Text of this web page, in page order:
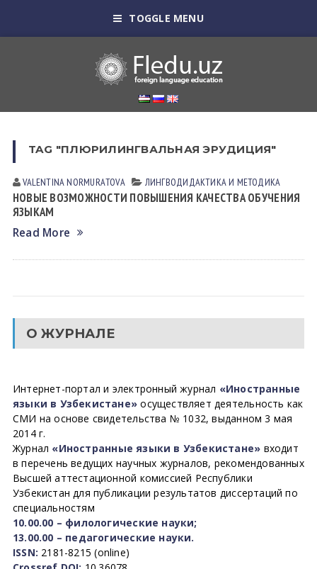
TOGGLE MENU
TAG "ПЛЮРИЛИНГВАЛЬНАЯ ЭРУДИЦИЯ"
VALENTINA NORMURАTOVА ЛИНГВОДИДАКТИКА И МЕТОДИКА
НОВЫЕ ВОЗМОЖНОСТИ ПОВЫШЕНИЯ КАЧЕСТВА ОБУЧЕНИЯ
ЯЗЫКАМ
Read More
О ЖУРНАЛЕ
Интернет-портал и электронный журнал «Иностранные
языки в Узбекистане» осуществляет деятельность как
СМИ на основе свидетельства № 1032, выданном 3 мая
2014 г.
Журнал «Иностранные языки в Узбекистане» входит
в перечень ведущих научных журналов, рекомендованных
Высшей аттестационной комиссией Республики
Узбекистан для публикации результатов диссертаций по
специальностям
10.00.00 – филологические науки;
13.00.00 – педагогические науки.
ISSN: 2181-8215 (online)